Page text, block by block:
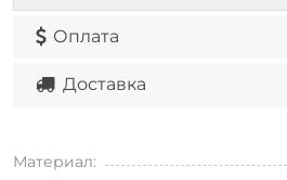
Оплата
Доставка
Материал: